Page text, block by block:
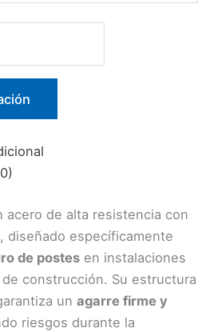
acero de alta resistencia con
, diseñado específicamente
de postes en instalaciones
construcción. Su estructura
un agarre firme y
riesgos durante la